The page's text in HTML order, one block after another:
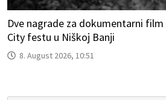
Dve nagrade za dokumentarni film
City festu u Niškoj Banji
8. August 2026, 10:51